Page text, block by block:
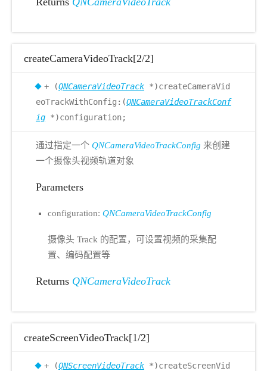
createCameraVideoTrack[2/2]
+ (QNCameraVideoTrack *)createCameraVid
eoTrackWithConfig:(QNCameraVideoTrackConf
ig *)configuration;
通过指定一个 QNCameraVideoTrackConfig 来创建
一个摄像头视频轨道对象
Parameters
configuration: QNCameraVideoTrackConfig
摄像头 Track 的配置，可设置视频的采集配
置、编码配置等
Returns QNCameraVideoTrack
createScreenVideoTrack[1/2]
+ (QNScreenVideoTrack *)createScreenVid